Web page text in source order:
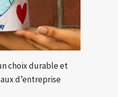
choix durable et
d’entreprise